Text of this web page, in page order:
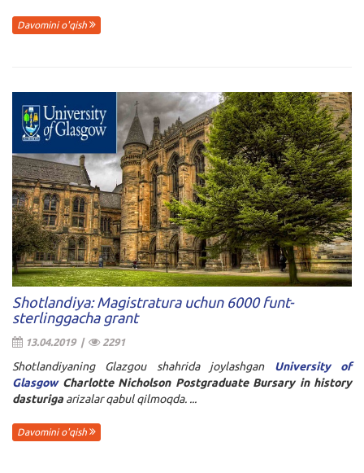
Davomini o'qish
Shotlandiya: Magistratura uchun 6000 funt-
sterlinggacha grant
13.04.2019 | 2291
Shotlandiyaning Glazgou shahrida joylashgan
University of
Glasgow Charlotte Nicholson Postgraduate Bursary in history
dasturiga arizalar qabul qilmoqda. ...
Davomini o'qish